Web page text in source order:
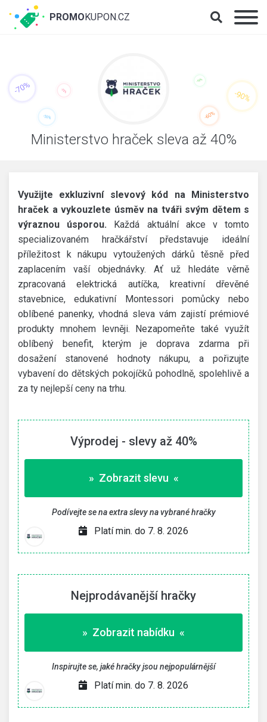
Ministerstvo hraček sleva až 40%
Využijte exkluzivní slevový kód na Ministerstvo
hraček a vykouzlete úsměv na tváři svým dětem s
výraznou úsporou. Každá aktuální akce v tomto
specializovaném hračkářství představuje ideální
příležitost k nákupu vytoužených dárků těsně před
zaplacením vaší objednávky. Ať už hledáte věrně
zpracovaná elektrická autíčka, kreativní dřevěné
stavebnice, edukativní Montessori pomůcky nebo
oblíbené panenky, vhodná sleva vám zajistí prémiové
produkty mnohem levněji. Nezapomeňte také využít
oblíbený benefit, kterým je doprava zdarma při
dosažení stanovené hodnoty nákupu, a pořizujte
vybavení do dětských pokojíčků pohodlně, spolehlivě a
za ty nejlepší ceny na trhu.
Výprodej - slevy až 40%
» Zobrazit slevu «
Podívejte se na extra slevy na vybrané hračky
Platí min. do 7. 8. 2026
Nejprodávanější hračky
» Zobrazit nabídku «
Inspirujte se, jaké hračky jsou nejpopulárnější
Platí min. do 7. 8. 2026
PROMOKUPON.CZ